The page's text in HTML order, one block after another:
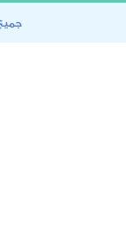
جميع الحقوق